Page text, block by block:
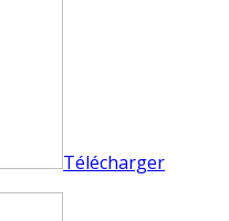
Télécharger